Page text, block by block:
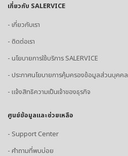
เกี่ยวกับ SALERVICE
- เกี่ยวกับเรา
- ติดต่อเรา
- นโยบายการใช้บริการ SALERVICE
- ประกาศนโยบายการคุ้มครองข้อมูลส่วนบุคคล
- แจ้งสิทธิความเป็นเจ้าของธุรกิจ
ศูนย์ข้อมูลและช่วยเหลือ
- Support Center
- คำถามที่พบบ่อย